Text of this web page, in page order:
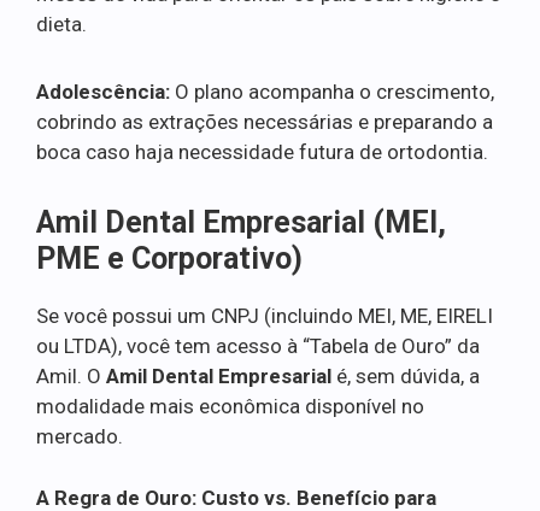
dieta.
Adolescência: O plano acompanha o crescimento,
cobrindo as extrações necessárias e preparando a
boca caso haja necessidade futura de ortodontia.
Amil Dental Empresarial (MEI,
PME e Corporativo)
Se você possui um CNPJ (incluindo MEI, ME, EIRELI
ou LTDA), você tem acesso à “Tabela de Ouro” da
Amil. O Amil Dental Empresarial é, sem dúvida, a
modalidade mais econômica disponível no
mercado.
A Regra de Ouro: Custo vs. Benefício para